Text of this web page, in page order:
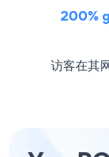
200%
访客在其